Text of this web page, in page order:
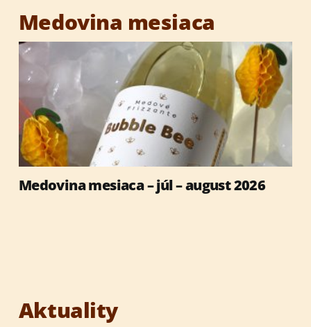
Medovina mesiaca
Medovina mesiaca – júl – august 2026
Aktuality